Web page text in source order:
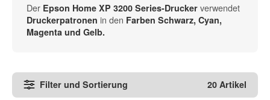
Der Epson Home XP 3200 Series-Drucker verwendet
Druckerpatronen in den Farben Schwarz, Cyan,
Magenta und Gelb.
Filter und Sortierung 20 Artikel